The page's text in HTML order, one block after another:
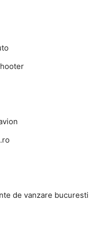
de vanzare bucuresti